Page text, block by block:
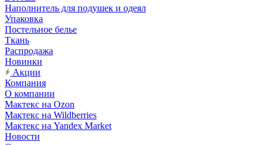
Наполнитель для подушек и одеял
Упаковка
Постельное белье
Ткань
Распродажа
Новинки
Акции
Компания
О компании
Мактекс на Ozon
Мактекс на Wildberries
Мактекс на Yandex Market
Новости